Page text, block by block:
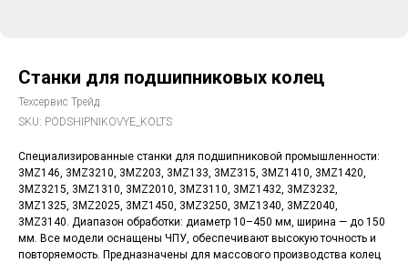
Станки для подшипниковых колец
Техсервис Трейд
SKU: PODSHIPNIKOVYE_KOLTS
Специализированные станки для подшипниковой промышленности:
3MZ146, 3MZ3210, 3MZ203, 3MZ133, 3MZ315, 3MZ1410, 3MZ1420,
3MZ3215, 3MZ1310, 3MZ2010, 3MZ3110, 3MZ1432, 3MZ3232,
3MZ1325, 3MZ2025, 3MZ1450, 3MZ3250, 3MZ1340, 3MZ2040,
3MZ3140. Диапазон обработки: диаметр 10–450 мм, ширина — до 150
мм. Все модели оснащены ЧПУ, обеспечивают высокую точность и
повторяемость. Предназначены для массового производства колец